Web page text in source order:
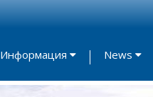
Информация News